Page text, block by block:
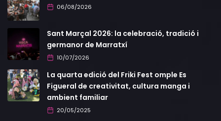
06/08/2026
Sant Marçal 2026: la celebració, tradició i
germanor de Marratxí
10/07/2026
La quarta edició del Friki Fest omple Es
Figueral de creativitat, cultura manga i
ambient familiar
20/05/2025